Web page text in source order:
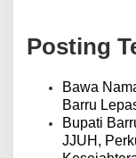
a
s
Posting
Bawa
Barru
Bupati
JJUH,